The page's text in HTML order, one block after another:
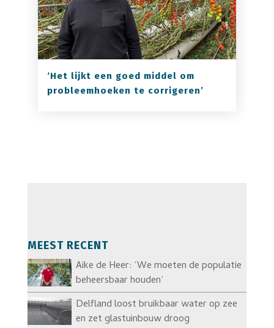
‘Het lijkt een goed middel om
probleemhoeken te corrigeren’
MEEST RECENT
Aike de Heer: ‘We moeten de populatie
beheersbaar houden’
Delfland loost bruikbaar water op zee
en zet glastuinbouw droog